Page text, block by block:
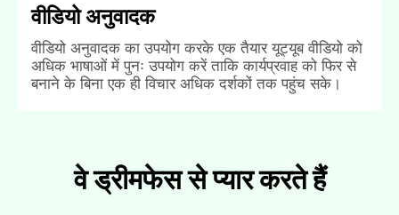
वीडियो अनुवादक
वीडियो अनुवादक का उपयोग करके एक तैयार यूट्यूब वीडियो को
अधिक भाषाओं में पुनः उपयोग करें ताकि कार्यप्रवाह को फिर से
बनाने के बिना एक ही विचार अधिक दर्शकों तक पहुंच सके।
वे ड्रीमफेस से प्यार करते हैं